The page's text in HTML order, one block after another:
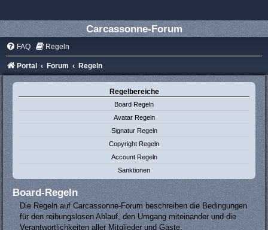
Carcassonne-Forum
FAQ Regeln
Portal Forum Regeln
Regelbereiche
Board Regeln
Avatar Regeln
Signatur Regeln
Copyright Regeln
Account Regeln
Sanktionen
Board-Regeln
Die Regeln auf Carcassonne-Forum beschreiben die Bedingungen
für den reibungslosen Ablauf, den Umgang miteinander und die
Verantwortlichkeiten aller Mitglieder und Gäste.